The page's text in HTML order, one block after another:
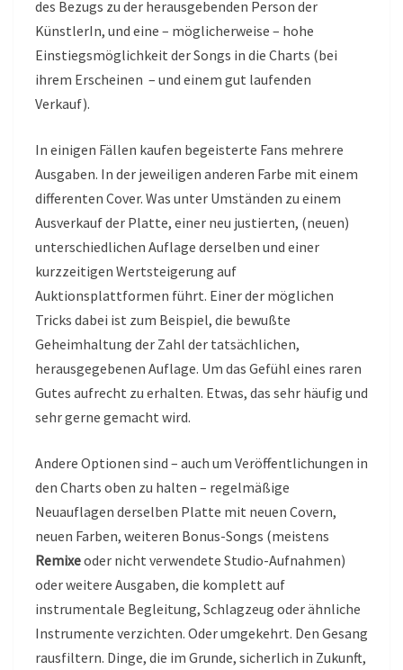
des Bezugs zu der herausgebenden Person der
KünstlerIn, und eine – möglicherweise – hohe
Einstiegsmöglichkeit der Songs in die Charts (bei
ihrem Erscheinen – und einem gut laufenden
Verkauf).
In einigen Fällen kaufen begeisterte Fans mehrere
Ausgaben. In der jeweiligen anderen Farbe mit einem
differenten Cover. Was unter Umständen zu einem
Ausverkauf der Platte, einer neu justierten, (neuen)
unterschiedlichen Auflage derselben und einer
kurzzeitigen Wertsteigerung auf
Auktionsplattformen führt. Einer der möglichen
Tricks dabei ist zum Beispiel, die bewußte
Geheimhaltung der Zahl der tatsächlichen,
herausgegebenen Auflage. Um das Gefühl eines raren
Gutes aufrecht zu erhalten. Etwas, das sehr häufig und
sehr gerne gemacht wird.
Andere Optionen sind – auch um Veröffentlichungen in
den Charts oben zu halten – regelmäßige
Neuauflagen derselben Platte mit neuen Covern,
neuen Farben, weiteren Bonus-Songs (meistens
Remixeoder nicht verwendete Studio-Aufnahmen)
oder weitere Ausgaben, die komplett auf
instrumentale Begleitung, Schlagzeug oder ähnliche
Instrumente verzichten. Oder umgekehrt. Den Gesang
rausfiltern. Dinge, die im Grunde, sicherlich in Zukunft,